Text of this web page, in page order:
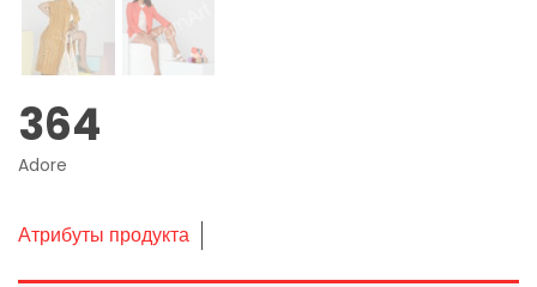
364
Adore
Атрибуты продукта